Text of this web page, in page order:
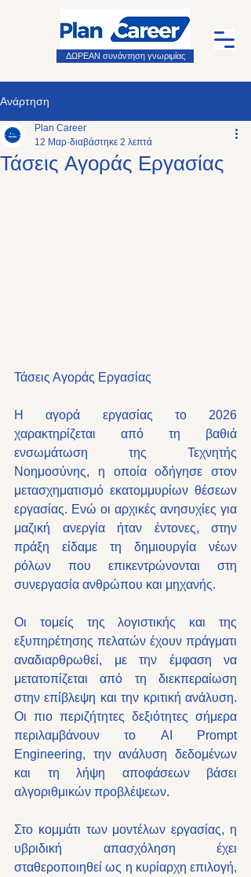
ΔΩΡΕΑΝ συνάντηση γνωριμίας
Ανάρτηση
Τάσεις Αγοράς Εργασίας
Plan Career
12 Μαρ διαβάστηκε 2 λεπτά
Τάσεις Αγοράς Εργασίας
Η αγορά εργασίας το 2026
χαρακτηρίζεται από τη βαθιά
ενσωμάτωση της Τεχνητής
Νοημοσύνης, η οποία οδήγησε στον
μετασχηματισμό εκατομμυρίων θέσεων
εργασίας. Ενώ οι αρχικές ανησυχίες για
μαζική ανεργία ήταν έντονες, στην
πράξη είδαμε τη δημιουργία νέων
ρόλων που επικεντρώνονται στη
συνεργασία ανθρώπου και μηχανής.
Οι τομείς της λογιστικής και της
εξυπηρέτησης πελατών έχουν πράγματι
αναδιαρθρωθεί, με την έμφαση να
μετατοπίζεται από τη διεκπεραίωση
στην επίβλεψη και την κριτική ανάλυση.
Οι πιο περιζήτητες δεξιότητες σήμερα
περιλαμβάνουν το AI Prompt
Engineering, την ανάλυση δεδομένων
και τη λήψη αποφάσεων βάσει
αλγοριθμικών προβλέψεων.
Στο κομμάτι των μοντέλων εργασίας, η
υβριδική απασχόληση έχει
σταθεροποιηθεί ως η κυρίαρχη επιλογή,